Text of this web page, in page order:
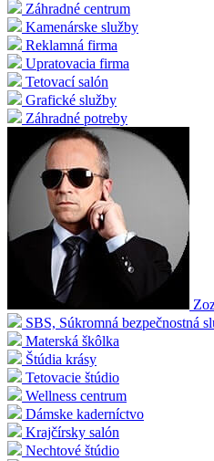
Záhradné centrum
Kamenárske služby
Reklamná firma
Upratovacia firma
Tetovací salón
Grafické služby
Záhradné potreby
SBS, Súkromná bezpečnostná
Materská škôlka
Štúdia krásy
Tetovacie štúdio
Wellness centrum
Dámske kaderníctvo
Krajčírsky salón
Nechtové štúdio